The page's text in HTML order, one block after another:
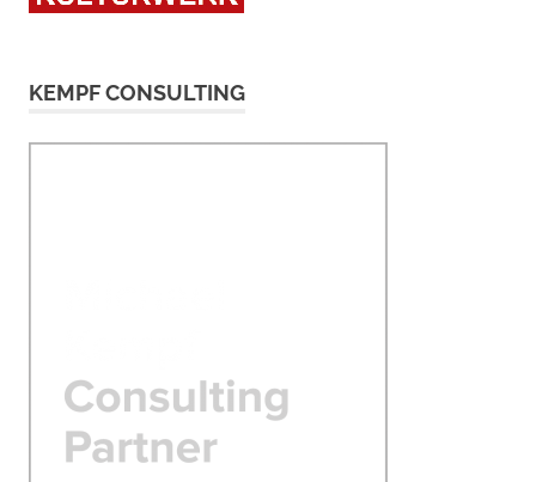
KEMPF CONSULTING